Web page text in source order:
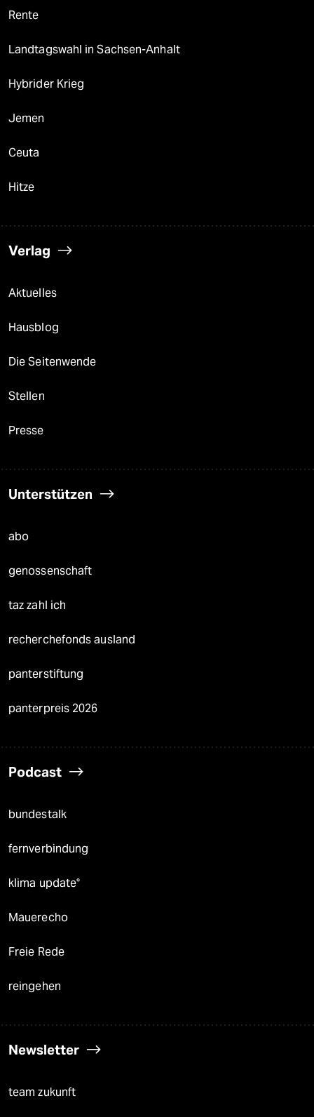
Rente
Landtagswahl in Sachsen-Anhalt
Hybrider Krieg
Jemen
Ceuta
Hitze
Verlag
Aktuelles
Hausblog
Die Seitenwende
Stellen
Presse
Unterstützen
abo
genossenschaft
taz zahl ich
recherchefonds ausland
panterstiftung
panterpreis 2026
Podcast
bundestalk
fernverbindung
klima update°
Mauerecho
Freie Rede
reingehen
Newsletter
team zukunft